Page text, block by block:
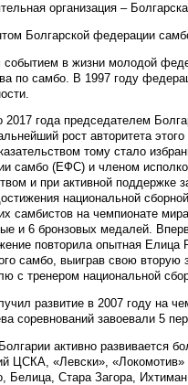
организация –
Болгарской федерации
в жизни молодой
по самбо. В 1997 году
2017 года председателем
рост авторитета
тому стало
самбо (ЕФС) и членом
и при активной поддержке
национальной
самбистов на чемпионате
и 6 бронзовых медалей.
повторила опытная
самбо, выиграв свою
с тренером национальной
развитие в 2007 году на
соревнований завоевали 5
активно развивается
ЦСКА, «Левски», «Локомотив»
Белица, Стара Загора,